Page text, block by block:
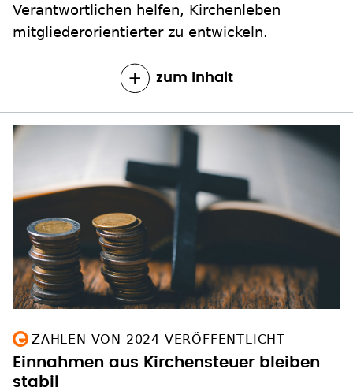
Verantwortlichen helfen, Kirchenleben
mitgliederorientierter zu entwickeln.
zum Inhalt
ZAHLEN VON 2024 VERÖFFENTLICHT
Einnahmen aus Kirchensteuer bleiben
stabil